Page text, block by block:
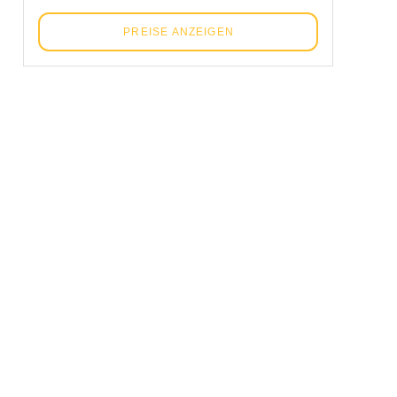
PREISE ANZEIGEN